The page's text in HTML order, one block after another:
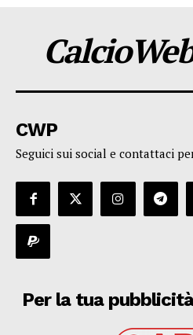
CWP
Seguici sui social e contattaci
Per la tua